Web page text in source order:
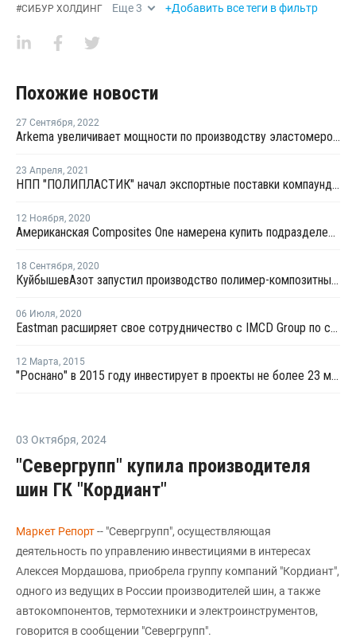
#СИБУР ХОЛДИНГ Еще3 +Добавить все теги в фильтр
Похожие новости
27 Сентября, 2022
Arkema увеличивает мощности по производству эластомеров на 40 %
23 Апреля, 2021
НПП "ПОЛИПЛАСТИК" начал экспортные поставки компаундов в Польшу
12 Ноября, 2020
Американская Composites One намерена купить подразделение Solvay
18 Сентября, 2020
КуйбышевАзот запустил производство полимер-композитных материалов в Германии
06 Июля, 2020
Eastman расширяет свое сотрудничество с IMCD Group по специальным полимерам
12 Марта, 2015
"Роснано" в 2015 году инвестирует в проекты не более 23 млрд руб.
03 Октября, 2024
"Севергрупп" купила производителя
шин ГК "Кордиант"
Маркет Репорт-- "Севергрупп", осуществляющая
деятельность по управлению инвестициями в интересах
Алексея Мордашова, приобрела группу компаний "Кордиант",
одного из ведущих в России производителей шин, а также
автокомпонентов, термотехники и электроинструментов,
говорится в сообщении "Севергрупп".